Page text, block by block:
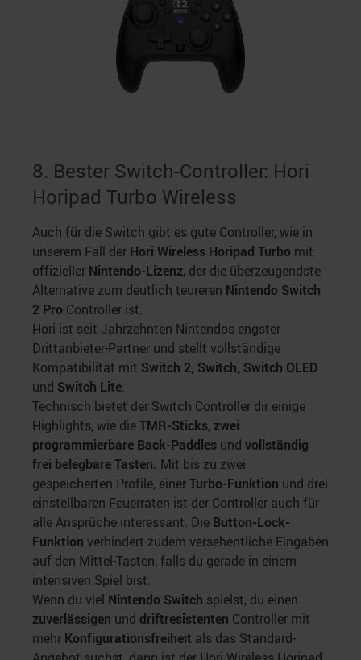
8. Bester Switch-Controller: Hori
Horipad Turbo Wireless
Auch für die Switch gibt es gute Controller, wie in
unserem Fall der Hori Wireless Horipad Turbo mit
offizieller Nintendo-Lizenz, der die überzeugendste
Alternative zum deutlich teureren Nintendo Switch
2 Pro Controller ist.
Hori ist seit Jahrzehnten Nintendos engster
Drittanbieter-Partner und stellt vollständige
Kompatibilität mit Switch 2, Switch, Switch OLED
und Switch Lite.
Technisch bietet der Switch Controller dir einige
Highlights, wie dieTMR-Sticks, zwei
programmierbare Back-Paddles und vollständig
frei belegbare Tasten. Mit bis zu zwei
gespeicherten Profile, einerTurbo-Funktion und drei
einstellbaren Feuerraten ist der Controller auch für
alle Ansprüche interessant. Die Button-Lock-
Funktion verhindert zudem versehentliche Eingaben
auf den Mittel-Tasten, falls du gerade in einem
intensiven Spiel bist.
Wenn du viel Nintendo Switch spielst, du einen
zuverlässigen und driftresistenten Controller mit
mehr Konfigurationsfreiheit als das Standard-